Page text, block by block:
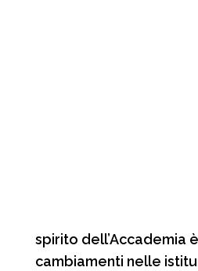
spirito dell’Accademia
cambiamenti nelle